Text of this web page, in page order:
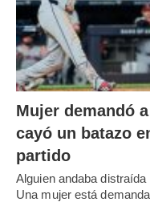
Mujer demandó
cayó un batazo
partido
Alguien andaba
Una mujer está